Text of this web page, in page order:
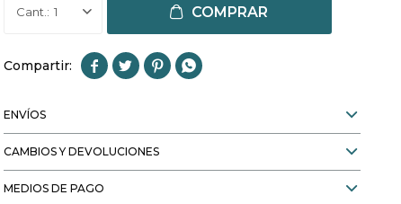
1 COMPRAR
   
ENVÍOS
CAMBIOS Y DEVOLUCIONES
MEDIOS DE PAGO